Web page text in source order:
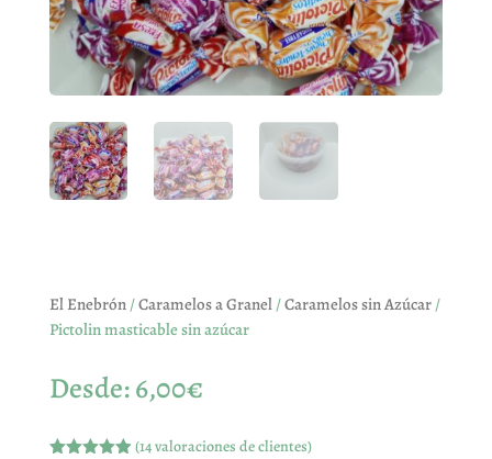
El Enebrón/Caramelos a Granel/Caramelos sin Azúcar/
Pictolin masticable sin azúcar
Desde:6,00€
(14valoraciones de clientes)